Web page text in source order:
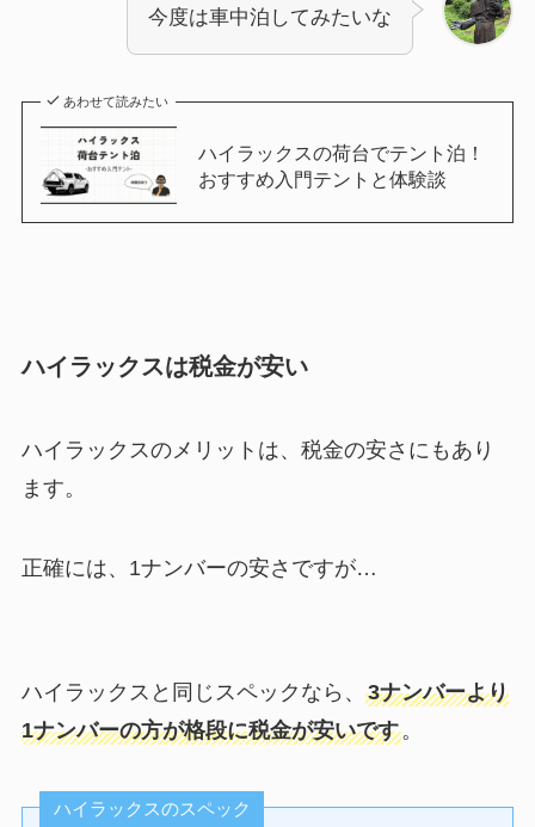
今度は車中泊してみたいな
あわせて読みたい
ハイラックスの荷台でテント泊！
おすすめ入門テントと体験談
ハイラックスは税金が安い
ハイラックスのメリットは、税金の安さにもあり
ます。
正確には、1ナンバーの安さですが…
ハイラックスと同じスペックなら、 3ナンバーより
1ナンバーの方が格段に税金が安いです。
ハイラックスのスペック